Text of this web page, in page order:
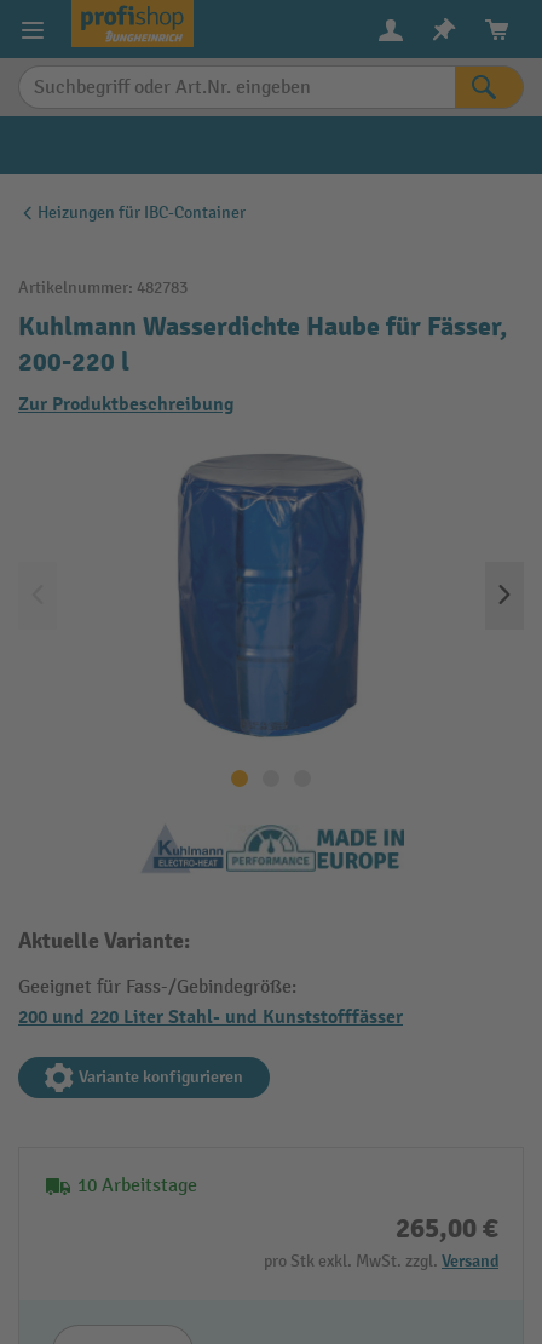
springen
Heizungen für IBC-Container
Artikelnummer: 482783
Kuhlmann Wasserdichte Haube für Fässer,
200-220 l
Zur Produktbeschreibung
Aktuelle Variante:
Geeignet für Fass-/Gebindegröße:
200 und 220 Liter Stahl- und Kunststofffässer
Variante konfigurieren
10 Arbeitstage
265,00 €
pro Stk exkl. MwSt. zzgl. Versand